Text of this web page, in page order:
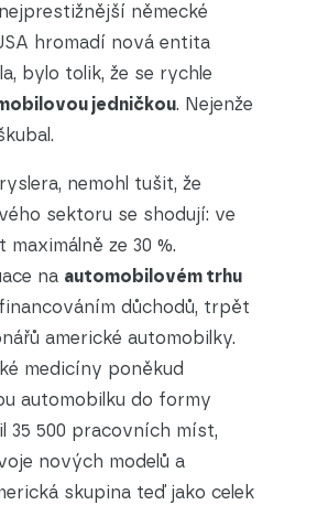
německé
hromadí nová entita
bylo tolik, že se rychle
jedničkou. Nejenže
nemohl tušit, že
sektoru se shodují: ve
ze 30 %.
na automobilovém trhu
důchodů, trpět
americké automobilky.
medicíny poněkud
automobilku do formy
35 500 pracovních míst,
nových modelů a
skupina teď jako celek